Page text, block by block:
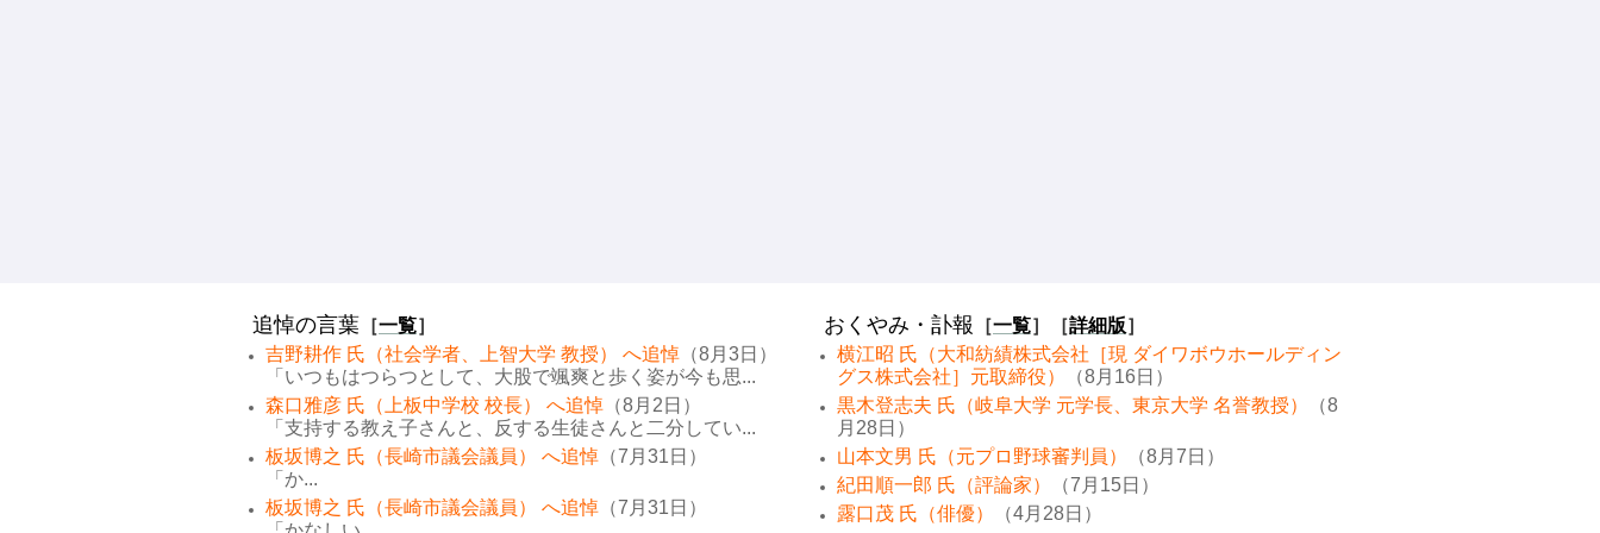
追悼の言葉 ［一覧］
吉野耕作 氏（社会学者、上智大学 教授） へ追悼 （8月3日）
「いつもはつらつとして、大股で颯爽と歩く姿が今も思...
森口雅彦 氏（上板中学校 校長） へ追悼 （8月2日）
「支持する教え子さんと、反する生徒さんと二分してい...
板坂博之 氏（長崎市議会議員） へ追悼 （7月31日）
「か...
板坂博之 氏（長崎市議会議員） へ追悼 （7月31日）
おくやみ・訃報 ［一覧］［詳細版］
横江昭 氏（大和紡績株式会社［現 ダイワボウホールディン
グス株式会社］元取締役）
（8月16日）
黒木登志夫 氏（岐阜大学 元学長、東京大学 名誉教授）
（8
月28日）
山本文男 氏（元プロ野球審判員）
（8月7日）
紀田順一郎 氏（評論家）
（7月15日）
露口茂 氏（俳優）
（4月28日）